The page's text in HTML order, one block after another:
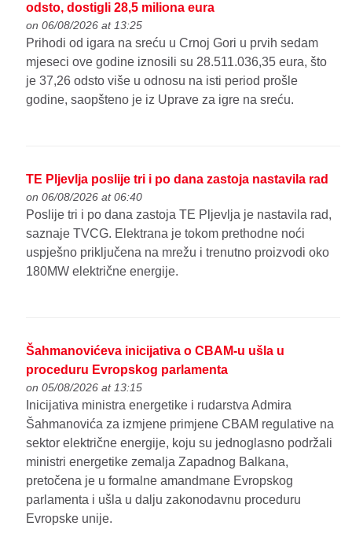
odsto, dostigli 28,5 miliona eura
on 06/08/2026 at 13:25
Prihodi od igara na sreću u Crnoj Gori u prvih sedam
mjeseci ove godine iznosili su 28.511.036,35 eura, što
je 37,26 odsto više u odnosu na isti period prošle
godine, saopšteno je iz Uprave za igre na sreću.
TE Pljevlja poslije tri i po dana zastoja nastavila rad
on 06/08/2026 at 06:40
Poslije tri i po dana zastoja TE Pljevlja je nastavila rad,
saznaje TVCG. Elektrana je tokom prethodne noći
uspješno priključena na mrežu i trenutno proizvodi oko
180MW električne energije.
Šahmanovićeva inicijativa o CBAM-u ušla u
proceduru Evropskog parlamenta
on 05/08/2026 at 13:15
Inicijativa ministra energetike i rudarstva Admira
Šahmanovića za izmjene primjene CBAM regulative na
sektor električne energije, koju su jednoglasno podržali
ministri energetike zemalja Zapadnog Balkana,
pretočena je u formalne amandmane Evropskog
parlamenta i ušla u dalju zakonodavnu proceduru
Evropske unije.